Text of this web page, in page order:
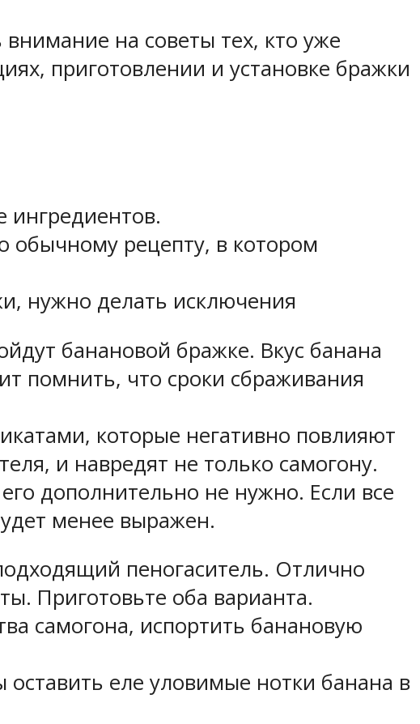
на советы тех, кто уже
приготовлении и установке бражки
обычному рецепту, в котором
нужно делать исключения
банановой бражке. Вкус банана
помнить, что сроки сбраживания
которые негативно повлияют
и навредят не только самогону.
дополнительно не нужно. Если все
менее выражен.
пеногаситель. Отлично
Приготовьте оба варианта.
самогона, испортить банановую
еле уловимые нотки банана в